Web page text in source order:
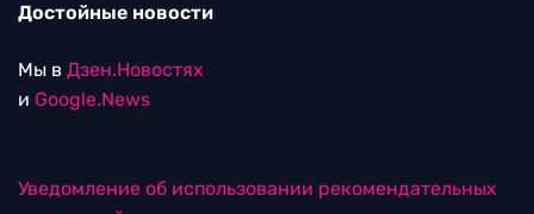
Достойные новости
Мы в Дзен.Новостях
и Google.News
Уведомление об использовании рекомендательных